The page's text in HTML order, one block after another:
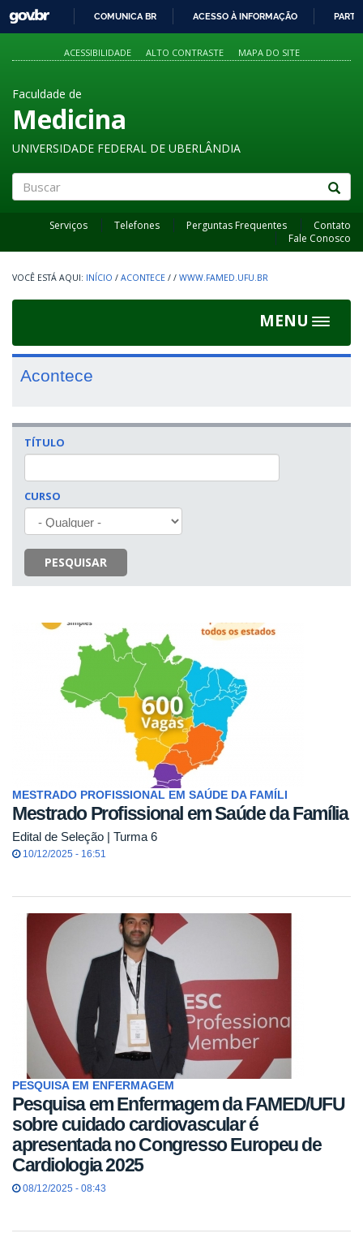
PARA
O
GOVBR
COMUNICA BR ACESSO À INFORMAÇÃO
ACESSIBILIDADE ALTO CONTRASTE MAPA DO SITE
Faculdade de
Medicina
UNIVERSIDADE FEDERAL DE UBERLÂNDIA
Serviços Telefones Perguntas Frequentes
Contato
Fale Conosco
INÍCIO / ACONTECE / / WWW.FAMED.UFU.BR
MENU
Toggle
Acontece
TÍTULO
CURSO
PESQUISAR
MESTRADO PROFISSIONAL EM SAÚDE DA FAMÍLI
Mestrado Profissional em Saúde da Família
Edital de Seleção | Turma 6
10/12/2025 - 16:51
PESQUISA EM ENFERMAGEM
Pesquisa em Enfermagem da FAMED/UFU
sobre cuidado cardiovascular é
apresentada no Congresso Europeu de
Cardiologia 2025
08/12/2025 - 08:43